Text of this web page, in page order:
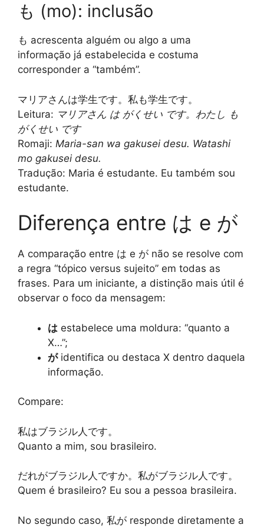
も (mo): inclusão
も acrescenta alguém ou algo a uma
informação já estabelecida e costuma
corresponder a “também”.
マリアさんは学生です。私も学生です。
Leitura: マリアさん は がくせい です。わたし も
がくせい です
Romaji: Maria-san wa gakusei desu. Watashi
mo gakusei desu.
Tradução: Maria é estudante. Eu também sou
estudante.
Diferença entre は e が
A comparação entre は e が não se resolve com
a regra “tópico versus sujeito” em todas as
frases. Para um iniciante, a distinção mais útil é
observar o foco da mensagem:
は estabelece uma moldura: “quanto a
X…”;
がidentifica ou destaca X dentro daquela
informação.
Compare:
私はブラジル人です。
Quanto a mim, sou brasileiro.
だれがブラジル人ですか。私がブラジル人です。
Quem é brasileiro? Eu sou a pessoa brasileira.
No segundo caso, 私が responde diretamente a